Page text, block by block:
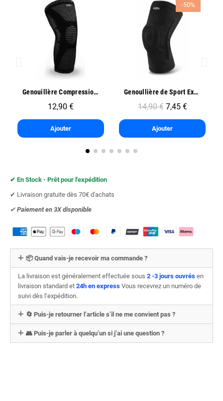
Aperçu rapide Genouillère Compression Sport - Oben
12,90 €
Ajouter
Aperçu rapide
-50%
Genoullière de Sport Exo One - Oben
14,90 € 7,45 €
Ajouter
✔︎ En Stock - Prêt pour l'expédition
✔︎ Livraison gratuite dès 70€ d'achats
✔︎ Paiement en 3X disponible
📦 Quand vais-je recevoir ma commande ?
La livraison est généralement effectuée sous 2 -3 jours ouvrés en
livraison standard et 24h en express Vous recevrez un numéro de
suivi dès l’expédition.
🔄 Puis-je retourner l’article s’il ne me convient pas ?
👥 Puis-je parler à quelqu’un si j’ai une question ?